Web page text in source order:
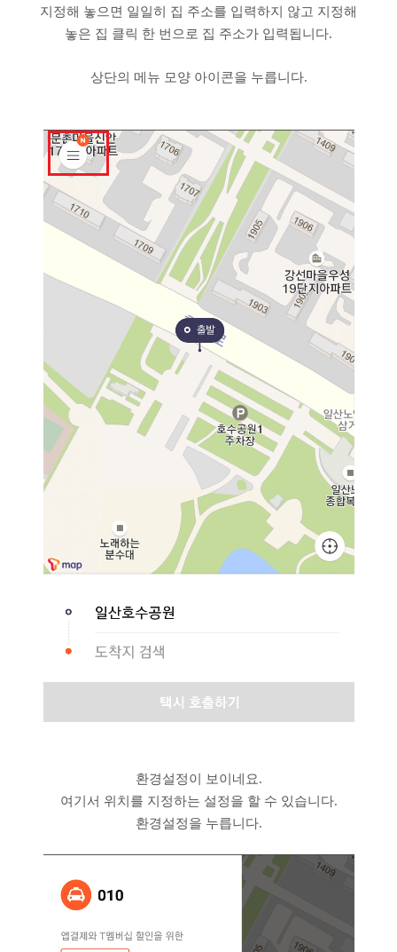
지정해 놓으면 일일히 집 주소를 입력하지 않고 지정해
놓은 집 클릭 한 번으로 집 주소가 입력됩니다.
상단의 메뉴 모양 아이콘을 누릅니다.
환경설정이 보이네요.
여기서 위치를 지정하는 설정을 할 수 있습니다.
환경설정을 누릅니다.